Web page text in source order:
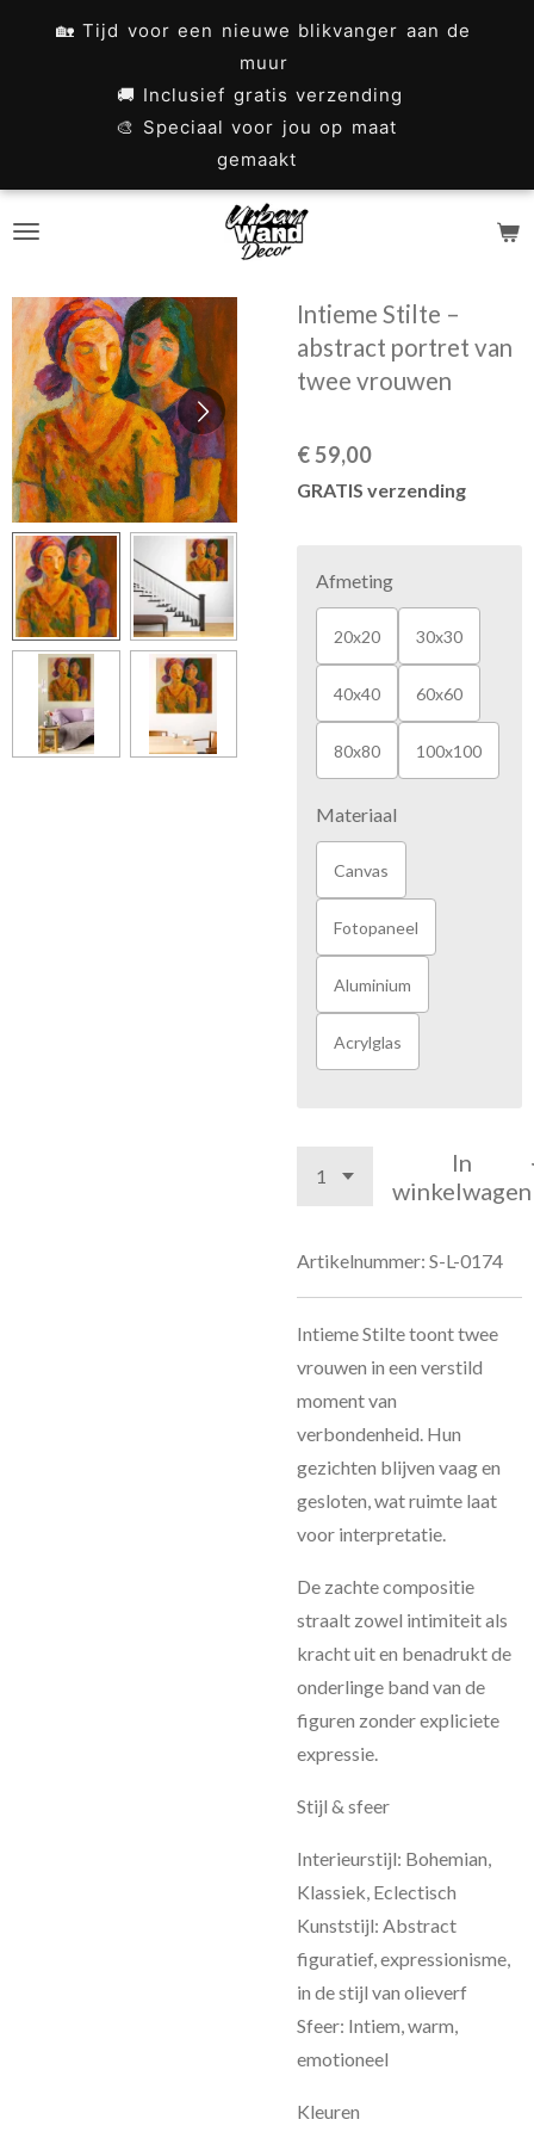
🏡 Tijd voor een nieuwe blikvanger aan de
muur
🚚 Inclusief gratis verzending
🎨 Speciaal voor jou op maat
gemaakt
Intieme Stilte –
abstract portret van
twee vrouwen
€ 59,00
GRATIS verzending
Afmeting
20x20 30x30
40x40 60x60
80x80 100x100
Materiaal
Canvas
Fotopaneel
Aluminium
Acrylglas
In
winkelwagen
Artikelnummer: S-L-0174
Intieme Stilte toont twee
vrouwen in een verstild
moment van
verbondenheid. Hun
gezichten blijven vaag en
gesloten, wat ruimte laat
voor interpretatie.
De zachte compositie
straalt zowel intimiteit als
kracht uit en benadrukt de
onderlinge band van de
figuren zonder expliciete
expressie.
Stijl & sfeer
Interieurstijl: Bohemian,
Klassiek, Eclectisch
Kunststijl: Abstract
figuratief, expressionisme,
in de stijl van olieverf
Sfeer: Intiem, warm,
emotioneel
Kleuren